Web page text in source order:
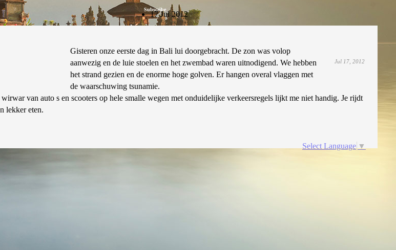
Subscribe
17 Jul 2012
Jul 17, 2012
Gisteren onze eerste dag in Bali lui doorgebracht. De zon was volop
aanwezig en de luie stoelen en het zwembad waren uitnodigend. We hebben
het strand gezien en de enorme hoge golven. Er hangen overal vlaggen met
de waarschuwing tsunamie.
van auto s en scooters op hele smalle wegen met onduidelijke verkeersregels lijkt me niet handig. Je rijdt
lekker eten.
Select Language ▼